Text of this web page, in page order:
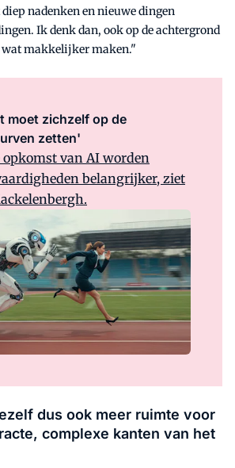
diep nadenken en nieuwe dingen
Ik denk dan, ook op de achtergrond
wat makkelijker maken."
moet zichzelf op de
zetten'
opkomst van AI worden
belangrijker, ziet
dus ook meer ruimte voor
complexe kanten van het